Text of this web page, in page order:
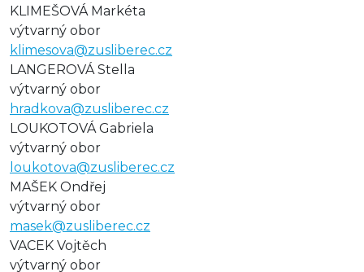
KLIMEŠOVÁ Markéta
výtvarný obor
klimesova@zusliberec.cz
LANGEROVÁ Stella
výtvarný obor
hradkova@zusliberec.cz
LOUKOTOVÁ Gabriela
výtvarný obor
loukotova@zusliberec.cz
MAŠEK Ondřej
výtvarný obor
masek@zusliberec.cz
VACEK Vojtěch
výtvarný obor